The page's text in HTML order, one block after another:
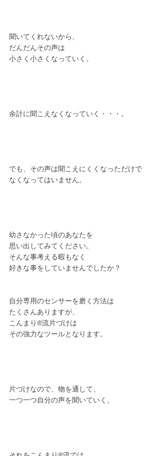
聞いてくれないから、
だんだんその声は
小さく小さくなっていく。
余計に聞こえなくなっていく・・・。
でも、その声は聞こえにくくなっただけで
なくなってはいません。
幼さなかった頃のあなたを
思い出してみてください。
そんな事考える暇もなく
好きな事をしていませんでしたか？
自分専用のセンサーを磨く方法は
たくさんありますが、
こんまり®︎流片づけは
その強力なツールとなります。
片づけなので、物を通して、
一つ一つ自分の声を聞いていく。